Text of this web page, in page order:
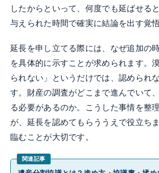
したからといって、何度でも延ばせる
与えられた時間で確実に結論を出す覚
延長を申し立てる際には、なぜ追加の
を具体的に示すことが求められます。
られない」というだけでは、認められ
す。財産の調査がどこまで進んでいて
る必要があるのか。こうした事情を整
が、延長を認めてもらううえで役立ち
臨むことが大切です。